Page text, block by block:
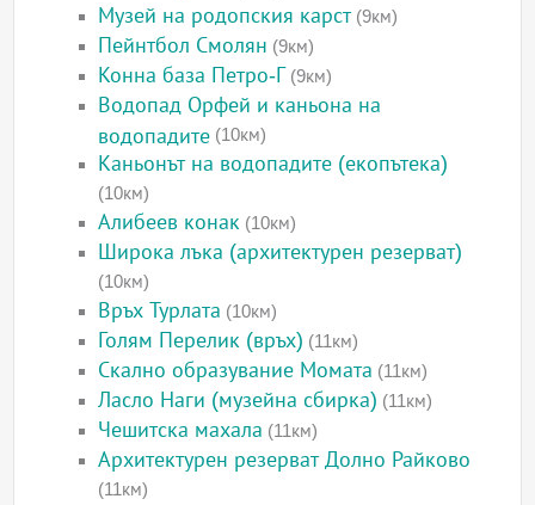
Музей на родопския карст(9км)
Пейнтбол Смолян (9км)
Конна база Петро-Г (9км)
Водопад Орфей и каньона на
водопадите (10км)
Каньонът на водопадите (екопътека)
(10км)
Алибеев конак (10км)
Широка лъка (архитектурен резерват)
(10км)
Връх Турлата (10км)
Голям Перелик (връх) (11км)
Скално образувание Момата (11км)
Ласло Наги (музейна сбирка) (11км)
Чешитска махала (11км)
Архитектурен резерват Долно Райково
(11км)